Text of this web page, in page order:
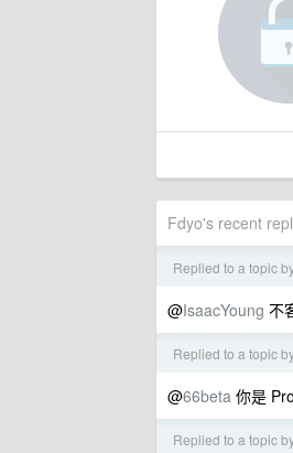
Fdyo's recent
Replied to a topic
@IsaacYoung 不
Replied to a topic
@66beta 你是
Replied to a topic